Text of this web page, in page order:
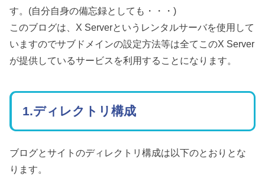
す。(自分自身の備忘録としても・・・)
このブログは、X Serverというレンタルサーバを使用して
いますのでサブドメインの設定方法等は全てこのX Server
が提供しているサービスを利用することになります。
1.ディレクトリ構成
ブログとサイトのディレクトリ構成は以下のとおりとな
ります。